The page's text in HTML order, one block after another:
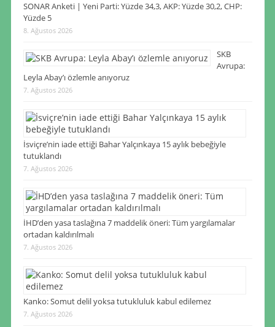
SONAR Anketi | Yeni Parti: Yüzde 34,3, AKP: Yüzde 30,2, CHP:
Yüzde 5
8. Ağustos 2026
SKB
Avrupa:
Leyla Abay’ı özlemle anıyoruz
7. Ağustos 2026
İsviçre’nin iade ettiği Bahar Yalçınkaya 15 aylık bebeğiyle
tutuklandı
7. Ağustos 2026
İHD’den yasa taslağına 7 maddelik öneri: Tüm yargılamalar
ortadan kaldırılmalı
7. Ağustos 2026
Kanko: Somut delil yoksa tutukluluk kabul edilemez
7. Ağustos 2026